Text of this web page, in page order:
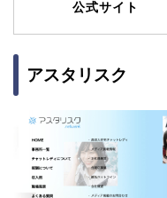
公式サイト
アスタリスク